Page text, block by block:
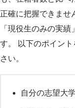
正確に把握できませ
「現役生のみの実
す。 以下のポイン
さい。
自分の志望大